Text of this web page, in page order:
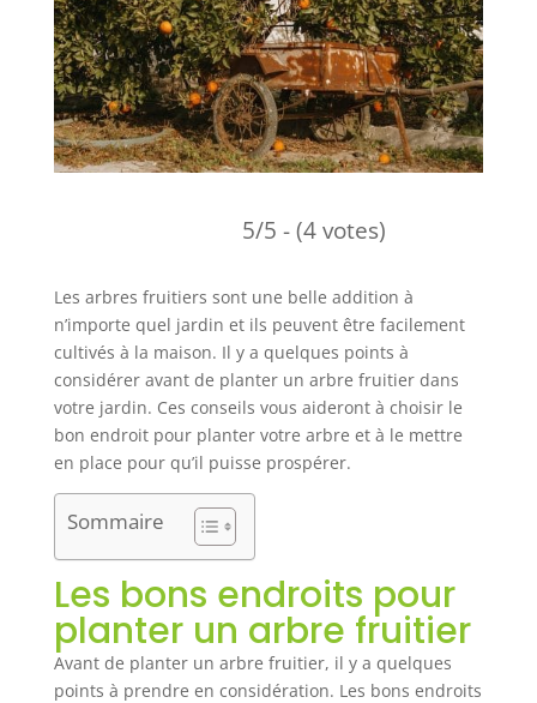
5/5 - (4 votes)
Les arbres fruitiers sont une belle addition à
n’importe quel jardin et ils peuvent être facilement
cultivés à la maison. Il y a quelques points à
considérer avant de planter un arbre fruitier dans
votre jardin. Ces conseils vous aideront à choisir le
bon endroit pour planter votre arbre et à le mettre
en place pour qu’il puisse prospérer.
Sommaire
Les bons endroits pour
planter un arbre fruitier
Avant de planter un arbre fruitier, il y a quelques
points à prendre en considération. Les bons endroits